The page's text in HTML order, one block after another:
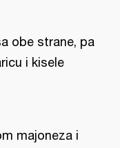
obe strane, pa
i kisele
majoneza i